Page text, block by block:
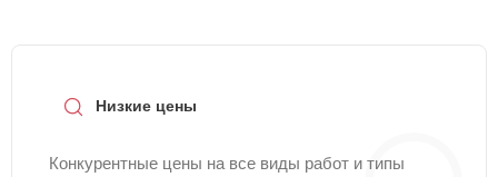
Низкие цены
Конкурентные цены на все виды работ и типы